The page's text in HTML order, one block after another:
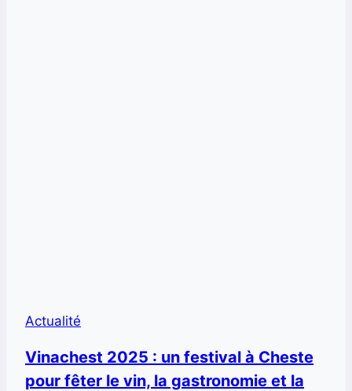
Actualité
Vinachest 2025 : un festival à Cheste
pour fêter le vin, la gastronomie et la